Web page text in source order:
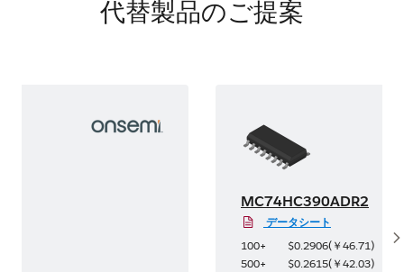
代替製品のご提案
MC74HC390ADR2
データシート
100+
$0.2906(￥46.71)
500+
$0.2615(￥42.03)